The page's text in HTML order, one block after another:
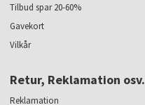
Tilbud spar 20-60%
Gavekort
Vilkår
Retur, Reklamation osv.
Reklamation